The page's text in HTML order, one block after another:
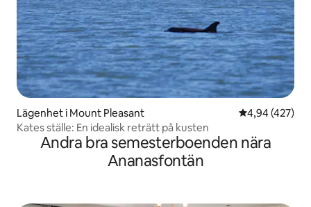
Lägenhet i Mount Pleasant 4,94 av 5 i
4,94 (427)
Kates ställe: En idealisk reträtt på kusten
Andra bra semesterboenden nära
Ananasfontän